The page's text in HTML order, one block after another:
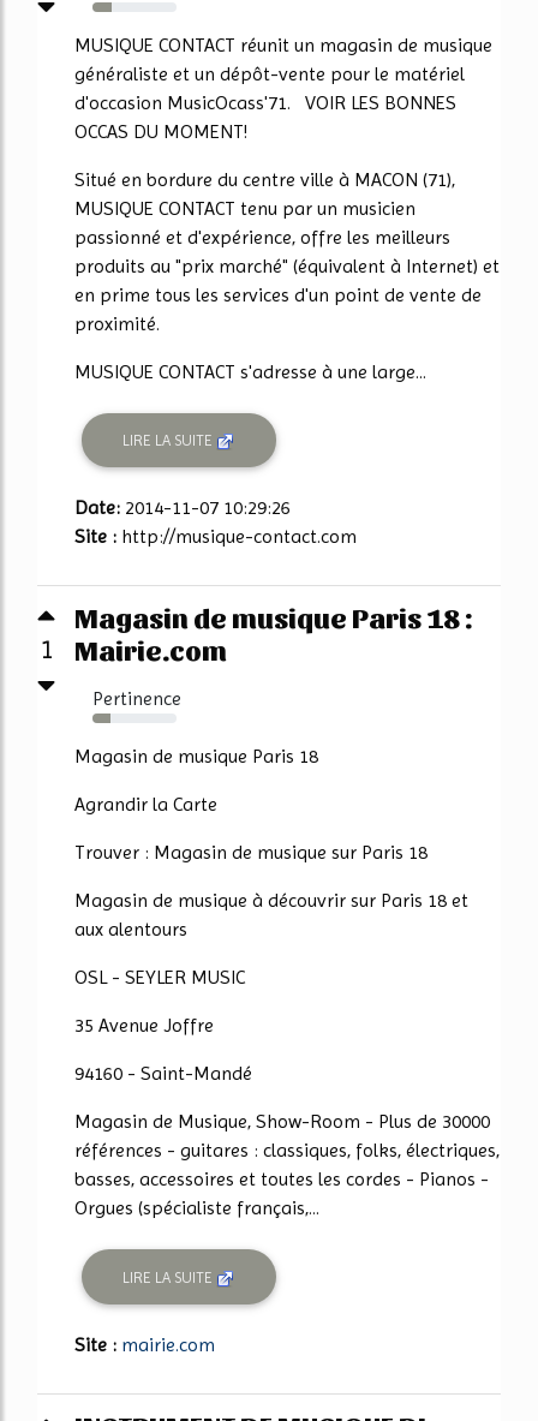
23%
MUSIQUE CONTACT réunit un magasin de musique
généraliste et un dépôt-vente pour le matériel
d'occasion MusicOcass'71. VOIR LES BONNES
OCCAS DU MOMENT!
Situé en bordure du centre ville à MACON (71),
MUSIQUE CONTACT tenu par un musicien
passionné et d'expérience, offre les meilleurs
produits au "prix marché" (équivalent à Internet) et
en prime tous les services d'un point de vente de
proximité.
MUSIQUE CONTACT s'adresse à une large...
LIRE LA SUITE
Date: 2014-11-07 10:29:26
Site : http://musique-contact.com
1
Magasin de musique Paris 18 :
Mairie.com
Pertinence
22%
Magasin de musique Paris 18
Agrandir la Carte
Trouver : Magasin de musique sur Paris 18
Magasin de musique à découvrir sur Paris 18 et
aux alentours
OSL - SEYLER MUSIC
35 Avenue Joffre
94160 - Saint-Mandé
Magasin de Musique, Show-Room - Plus de 30000
références - guitares : classiques, folks, électriques,
basses, accessoires et toutes les cordes - Pianos -
Orgues (spécialiste français,...
LIRE LA SUITE
Site : mairie.com